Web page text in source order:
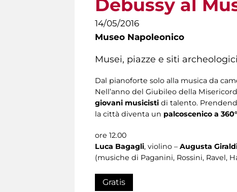
Debussy al
14/05/2016
Museo Napoleonico
Musei, piazze e siti
Dal pianoforte solo alla musica da
Nell’anno del Giubileo della
giovani musicisti di talento.
la città diventa un palcoscenico a
ore 12.00
Luca Bagagli, violino – Augusta
(musiche di Paganini, Rossini, Ravel,
Gratis